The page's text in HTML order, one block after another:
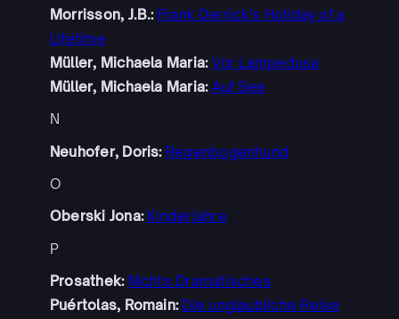
Morrisson, J.B.: Frank Derrick’s Holiday of a
Lifetime
Müller, Michaela Maria: Vor Lampedusa
Müller, Michaela Maria: Auf See
N
Neuhofer, Doris: Regenbogenhund
O
Oberski Jona: Kinderjahre
P
Prosathek: Nichts Dramatisches
Puértolas, Romain: Die unglaubliche Reise